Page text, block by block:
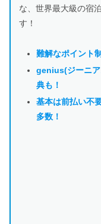
な、世界最大級の宿
す！
難解なポイント
genius(ジーニ
典も！
基本は前払い不
多数！